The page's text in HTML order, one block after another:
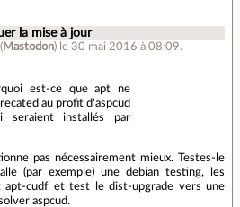
la mise à jour
Mastodon) le 30 mai 2016 à 08:09.
est-ce que apt ne
au profit d'aspcud
seraient installés par
pas nécessairement mieux. Testes-le
(par exemple) une debian testing, les
apt-cudf et test le dist-upgrade vers une
aspcud.